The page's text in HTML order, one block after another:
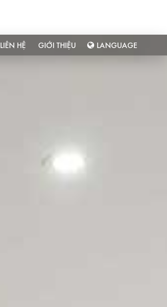
LIÊN HỆ GIỚI THIỆU LANGUAGE